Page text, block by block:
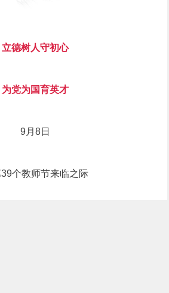
立德树人守初心
为党为国育英才
9月8日
个教师节来临之际